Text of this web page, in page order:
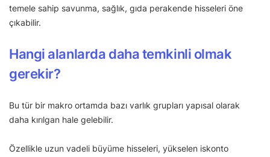
temele sahip savunma, sağlık, gıda perakende hisseleri öne
çıkabilir.
Hangi alanlarda daha temkinli olmak
gerekir?
Bu tür bir makro ortamda bazı varlık grupları yapısal olarak
daha kırılgan hale gelebilir.
Özellikle uzun vadeli büyüme hisseleri, yükselen iskonto